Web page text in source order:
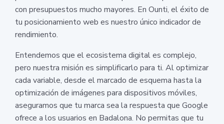
con presupuestos mucho mayores. En Ounti, el éxito de
tu posicionamiento web es nuestro único indicador de
rendimiento.
Entendemos que el ecosistema digital es complejo,
pero nuestra misión es simplificarlo para ti. Al optimizar
cada variable, desde el marcado de esquema hasta la
optimización de imágenes para dispositivos móviles,
aseguramos que tu marca sea la respuesta que Google
ofrece a los usuarios en Badalona. No permitas que tu